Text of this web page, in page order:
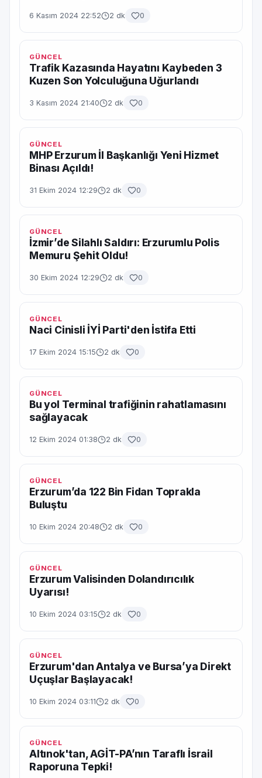
6 Kasım 2024 22:52 2 dk 0
GÜNCEL
Trafik Kazasında Hayatını Kaybeden 3
Kuzen Son Yolculuğuna Uğurlandı
3 Kasım 2024 21:40 2 dk 0
GÜNCEL
MHP Erzurum İl Başkanlığı Yeni Hizmet
Binası Açıldı!
31 Ekim 2024 12:29 2 dk 0
GÜNCEL
İzmir’de Silahlı Saldırı: Erzurumlu Polis
Memuru Şehit Oldu!
30 Ekim 2024 12:29 2 dk 0
GÜNCEL
Naci Cinisli İYİ Parti'den İstifa Etti
17 Ekim 2024 15:15 2 dk 0
GÜNCEL
Bu yol Terminal trafiğinin rahatlamasını
sağlayacak
12 Ekim 2024 01:38 2 dk 0
GÜNCEL
Erzurum’da 122 Bin Fidan Toprakla
Buluştu
10 Ekim 2024 20:48 2 dk 0
GÜNCEL
Erzurum Valisinden Dolandırıcılık
Uyarısı!
10 Ekim 2024 03:15 2 dk 0
GÜNCEL
Erzurum'dan Antalya ve Bursa’ya Direkt
Uçuşlar Başlayacak!
10 Ekim 2024 03:11 2 dk 0
GÜNCEL
Altınok'tan, AGİT-PA’nın Taraflı İsrail
Raporuna Tepki!